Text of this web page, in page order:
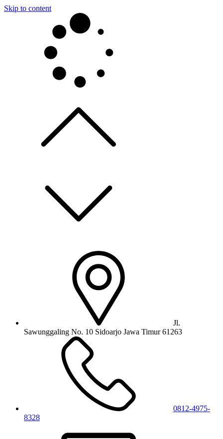
Skip to content
Jl.
Sawunggaling No. 10 Sidoarjo Jawa Timur 61263
0812-4975-
8328